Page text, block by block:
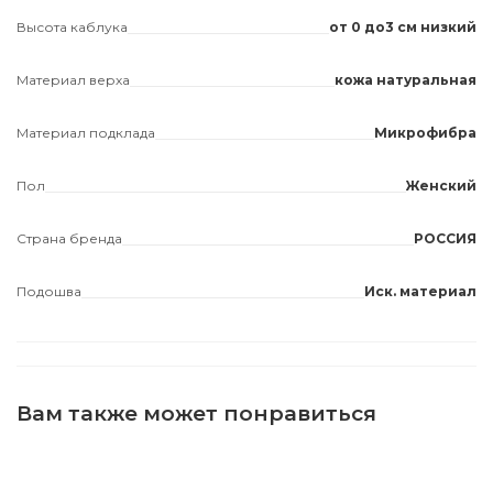
Высота каблука от 0 до3 см низкий
Материал верха кожа натуральная
Материал подклада Микрофибра
Пол Женский
Страна бренда РОССИЯ
Подошва Иск. материал
Вам также может понравиться